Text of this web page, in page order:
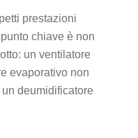
prestazioni
chiave è non
un ventilatore
evaporativo non
deumidificatore